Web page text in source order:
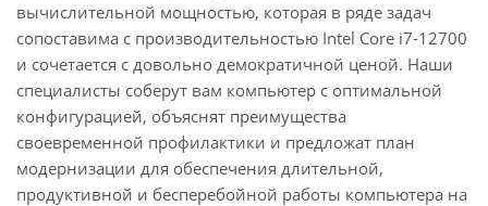
вычислительной мощностью, которая в ряде задач
сопоставима с производительностью Intel Core i7-12700
и сочетается с довольно демократичной ценой. Наши
специалисты соберут вам компьютер с оптимальной
конфигурацией, объяснят преимущества
своевременной профилактики и предложат план
модернизации для обеспечения длительной,
продуктивной и бесперебойной работы компьютера на